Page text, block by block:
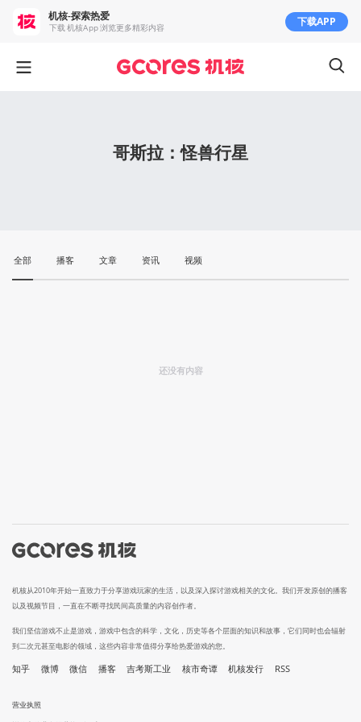
哥斯拉：怪兽行星
全部 播客 文章 资讯 视频
还没有内容
机核从2010年开始一直致力于分享游戏玩家的生活，以及深入探讨游戏相关的文化。我们开发原创的播客
以及视频节目，一直在不断寻找民间高质量的内容创作者。
我们坚信游戏不止是游戏，游戏中包含的科学，文化，历史等各个层面的知识和故事，它们同时也会辐射
到二次元甚至电影的领域，这些内容非常值得分享给热爱游戏的您。
知乎 微博 微信 播客 吉考斯工业 核市奇谭 机核发行 RSS
营业执照
机核-探索热爱
下载 机核App 浏览更多精彩内容 下载APP